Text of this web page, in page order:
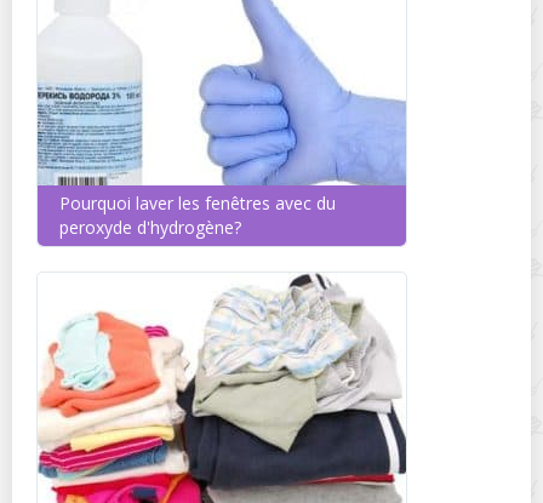
Pourquoi laver les fenêtres avec du
peroxyde d'hydrogène?